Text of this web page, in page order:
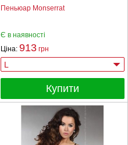
Пеньюар Monserrat
Є в наявності
Ціна: 913 грн
Купити